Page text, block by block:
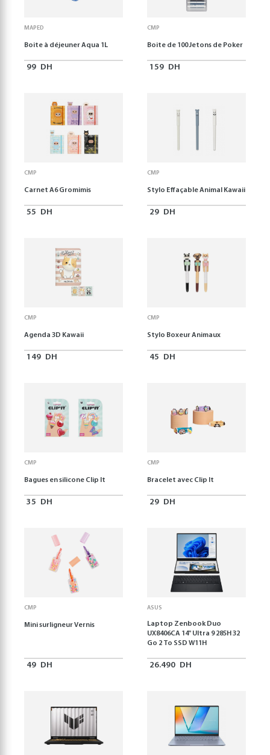
MAPED
Boite à déjeuner Aqua 1L
99 DH
CMP
Boite de 100 Jetons de Poker
159 DH
CMP
Carnet A6 Gromimis
55 DH
CMP
Stylo Effaçable Animal Kawaii
29 DH
CMP
Agenda 3D Kawaii
149 DH
CMP
Stylo Boxeur Animaux
45 DH
CMP
Bagues en silicone Clip It
35 DH
CMP
Bracelet avec Clip It
29 DH
CMP
Mini surligneur Vernis
49 DH
ASUS
Laptop Zenbook Duo
UX8406CA 14'' Ultra 9 285H 32
Go 2 To SSD W11H
26.490 DH